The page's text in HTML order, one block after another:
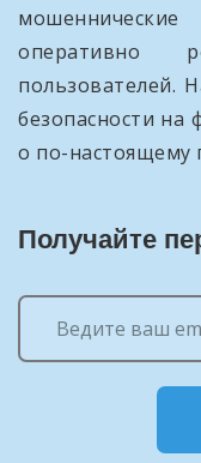
оперативно
пользователей.
безопасности на
о по-настоящему
Получайте